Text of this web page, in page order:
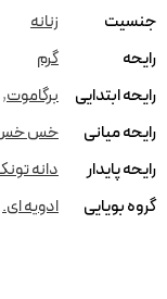
جنسیت
زنانه
رایحه
گرم
رایحه ابتدایی
برگاموت,
رایحه میانی
خس
رایحه پایدار
دانه
گروه بویایی
ادویه ای.